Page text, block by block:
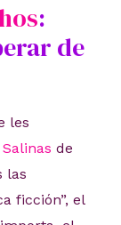
:
de
les
Salinas de
las
ficción”, el